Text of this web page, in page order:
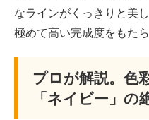
なラインがくっきりと美
極めて高い完成度をもた
プロが解説。色
「ネイビー」の